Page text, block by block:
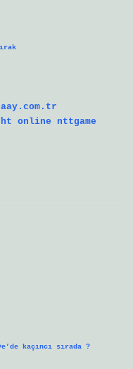
online
nttgame
kaçıncı sırada ?